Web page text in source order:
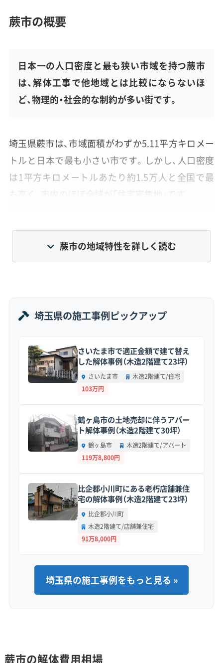
蕨市の概要
日本一の人口密度と最も狭い市域を持つ蕨市
は、解体工事で他地域とは比較にならないほ
ど、物理的・社会的な制約が多い街です。
埼玉県蕨市は、市域面積がわずか5.11平方キロメー
トルと日本で最も小さい市です。しかし、人口密度
は1平方キロメートルあたり約1.5万人と全国で最
も高く、市内のほぼ全域が「住宅密集地」です。
おける隣家との距離の近さ、騒音・振動への特別な
配慮、そして廃材の搬出入の難しさといった特有の
地形・道路事情と解体費用の傾向
荒川低地の軟弱な地盤と、旧中山道「蕨宿」時代
の名残である狭い道が、振動対策や小型車での
を押し上げる主な要因です。
市域全体が荒川低地の標高4〜5メ
物でできた軟弱な層で、解体工事の振動が遠く
まで伝わりやすい性質を持っています。加えて、
大雨の際には内水氾濫のリスクも考えなくては
今も色濃く残り、間口が狭く奥行きが深い「短冊
状」の敷地や、幅4メートル未満の狭い道が非常
な大型車両が入れず、2トン車や軽トラックでの
蕨市の地域特性を詳しく読む
埼玉県の施工事例ピックアップ
さいたま市で適正金額で建て替え
した解体事例（木造2階建て23坪）
さいたま市
木造2階建て/住宅
103万円
鶴ヶ島市の土地売却に伴うアパー
ト解体事例（木造2階建て30坪）
鶴ヶ島市
木造2階建て/アパート
119万8,800円
比企郡小川町にある老朽店舗兼住
宅の解体事例（木造2階建て23坪）
比企郡小川町
木造2階建て/店舗兼住宅
91万8,000円
埼玉県の施工事例をもっと見る »
蕨市の解体費用相場